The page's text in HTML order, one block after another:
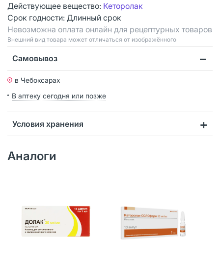
Действующее вещество: Кеторолак
Срок годности: Длинный срок
Невозможна оплата онлайн для рецептурных товаров
Bнешний вид товара может отличаться от изображённого
Самовывоз
в Чебоксарах
В аптеку сегодня или позже
Условия хранения
Аналоги